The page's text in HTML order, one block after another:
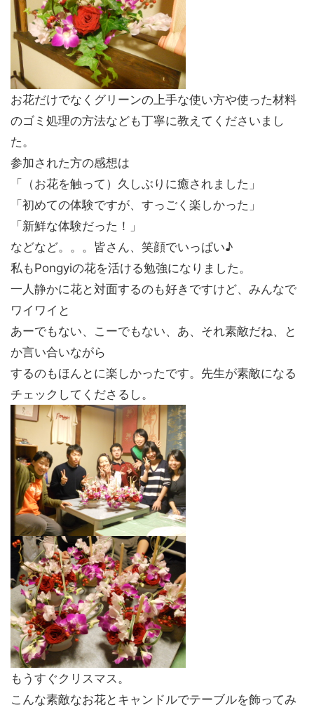
お花だけでなくグリーンの上手な使い方や使った材料
のゴミ処理の方法なども丁寧に教えてくださいまし
た。
参加された方の感想は
「（お花を触って）久しぶりに癒されました」
「初めての体験ですが、すっごく楽しかった」
「新鮮な体験だった！」
などなど。。。皆さん、笑顔でいっぱい♪
私もPongyiの花を活ける勉強になりました。
一人静かに花と対面するのも好きですけど、みんなで
ワイワイと
あーでもない、こーでもない、あ、それ素敵だね、と
か言い合いながら
するのもほんとに楽しかったです。先生が素敵になる
チェックしてくださるし。
もうすぐクリスマス。
こんな素敵なお花とキャンドルでテーブルを飾ってみ